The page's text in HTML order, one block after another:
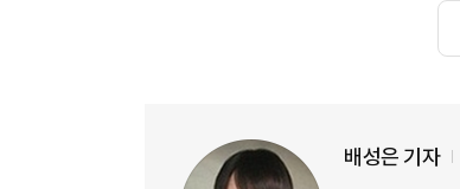
배성은 기자